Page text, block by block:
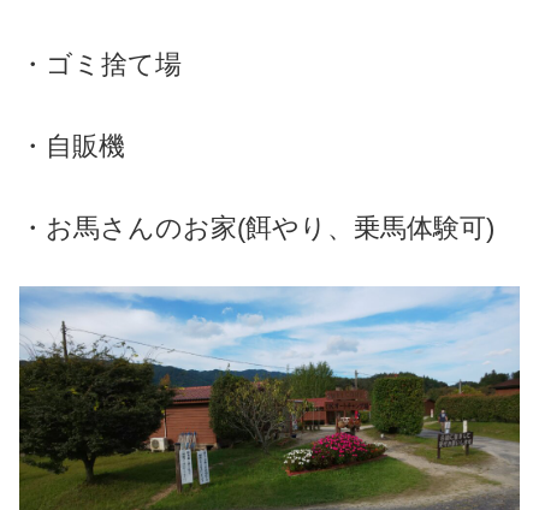
・ゴミ捨て場
・自販機
・お馬さんのお家(餌やり、乗馬体験可)